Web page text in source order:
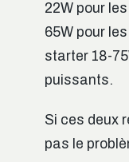
22W pour
65W pour
starter 18-
puissants.
Si ces deux
pas le